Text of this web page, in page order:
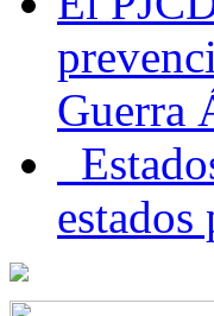
Guerra